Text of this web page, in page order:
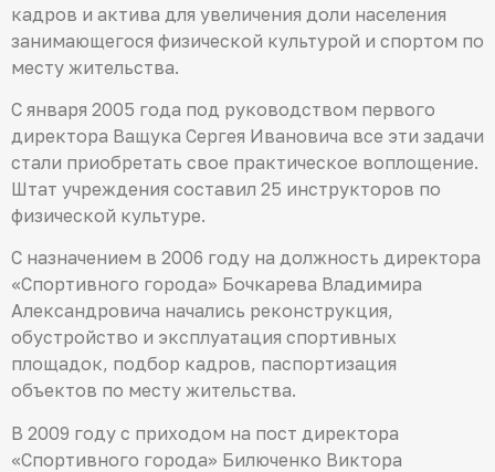
кадров и актива для увеличения доли населения
занимающегося физической культурой и спортом по
месту жительства.
С января 2005 года под руководством первого
директора Ващука Сергея Ивановича все эти задачи
стали приобретать свое практическое воплощение.
Штат учреждения составил 25 инструкторов по
физической культуре.
С назначением в 2006 году на должность директора
«Спортивного города» Бочкарева Владимира
Александровича начались реконструкция,
обустройство и эксплуатация спортивных
площадок, подбор кадров, паспортизация
объектов по месту жительства.
В 2009 году с приходом на пост директора
«Спортивного города» Билюченко Виктора